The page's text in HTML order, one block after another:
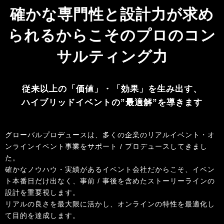
確かな専門性と設計力が求め
られるからこそのプロのコン
サルティング力
従来以上の「価値」・「効果」を生み出す、
ハイブリッドイベントの”最適解”を導きます
グローバルプロデュースは、多くの企業のリアルイベント・オ
ンラインイベント事業をサポート / プロデュースしてきまし
た。
確かなノウハウ・実績があるイベント会社だからこそ、イベン
ト本番日だけ出なく、事前 / 事後を含めたストーリーラインの
設計を重要視します。
リアルの良さを最大限に活かし、オンラインの特性を最適化し
て目的を達成します。